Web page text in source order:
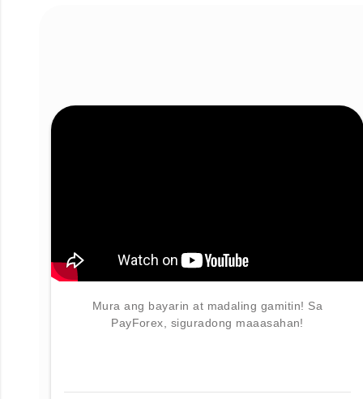
Mura ang bayarin at madaling gamitin! Sa
PayForex, siguradong maaasahan!